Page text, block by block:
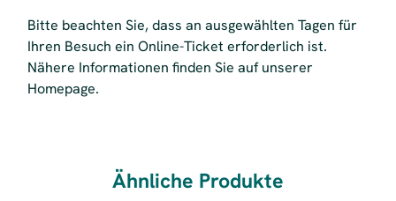
Bitte beachten Sie, dass an ausgewählten Tagen für
Ihren Besuch ein Online-Ticket erforderlich ist.
Nähere Informationen finden Sie auf unserer
Homepage.
Ähnliche Produkte